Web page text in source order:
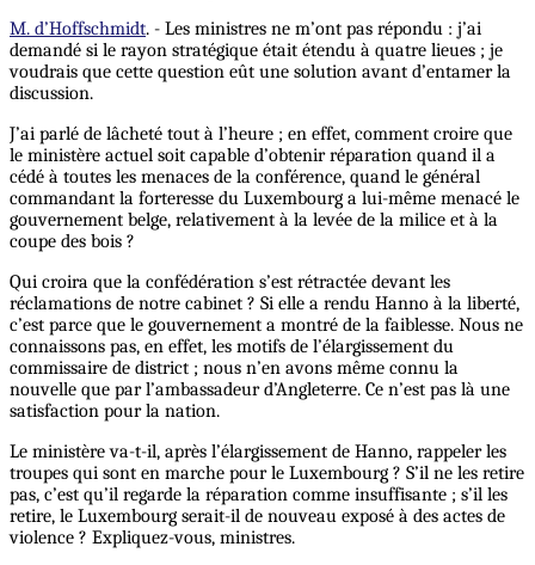
M. d’Hoffschmidt. - Les ministres ne m’ont pas répondu : j’ai
demandé si le rayon stratégique était étendu à quatre lieues ; je
voudrais que cette question eût une solution avant d’entamer la
discussion.
J’ai parlé de lâcheté tout à l’heure ; en effet, comment croire que
le ministère actuel soit capable d’obtenir réparation quand il a
cédé à toutes les menaces de la conférence, quand le général
commandant la forteresse du Luxembourg a lui-même menacé le
gouvernement belge, relativement à la levée de la milice et à la
coupe des bois ?
Qui croira que la confédération s’est rétractée devant les
réclamations de notre cabinet ? Si elle a rendu Hanno à la liberté,
c’est parce que le gouvernement a montré de la faiblesse. Nous ne
connaissons pas, en effet, les motifs de l’élargissement du
commissaire de district ; nous n’en avons même connu la
nouvelle que par l’ambassadeur d’Angleterre. Ce n’est pas là une
satisfaction pour la nation.
Le ministère va-t-il, après l’élargissement de Hanno, rappeler les
troupes qui sont en marche pour le Luxembourg ? S’il ne les retire
pas, c’est qu’il regarde la réparation comme insuffisante ; s’il les
retire, le Luxembourg serait-il de nouveau exposé à des actes de
violence ? Expliquez-vous, ministres.